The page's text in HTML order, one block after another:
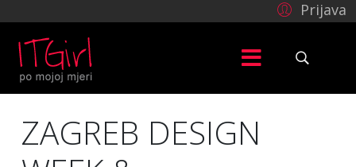
Prijava
ZAGREB DESIGN